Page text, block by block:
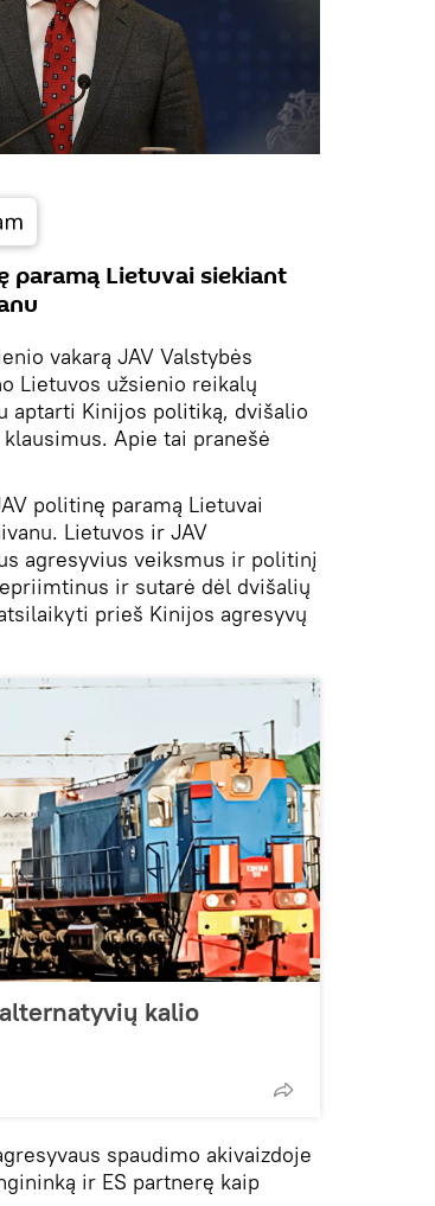
paramą Lietuvai siekiant
vakarą JAV Valstybės
Lietuvos užsienio reikalų
aptarti Kinijos politiką, dvišalio
Apie tai pranešė
politinę paramą Lietuvai
Lietuvos ir JAV
agresyvius veiksmus ir politinį
ir sutarė dėl dvišalių
prieš Kinijos agresyvų
kalio
spaudimo akivaizdoje
ir ES partnerę kaip